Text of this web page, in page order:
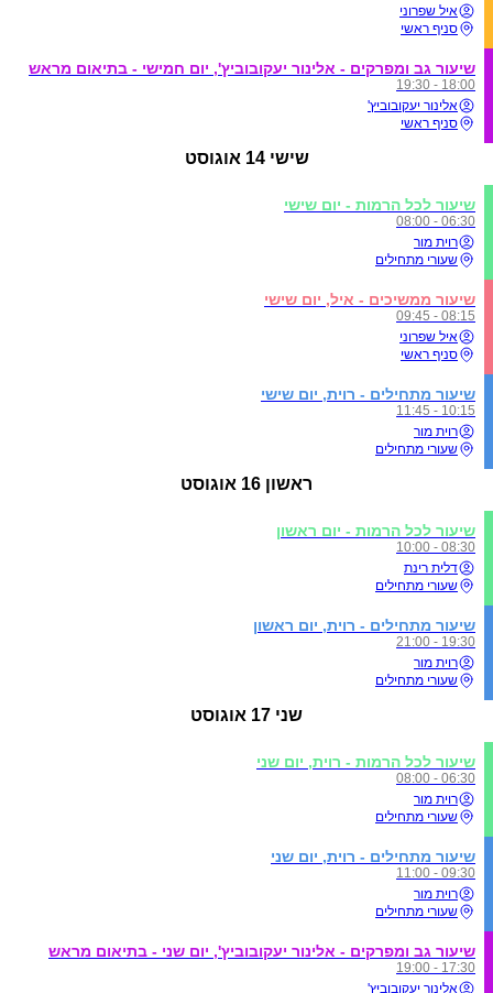
איל שפרוני
סניף ראשי
שיעור גב ומפרקים - אלינור יעקובוביץ', יום חמישי - בתיאום מראש
18:00 - 19:30
אלינור יעקובוביץ'
סניף ראשי
שישי 14 אוגוסט
שיעור לכל הרמות - יום שישי
06:30 - 08:00
רוית מור
שעורי מתחילים
שיעור ממשיכים - איל, יום שישי
08:15 - 09:45
איל שפרוני
סניף ראשי
שיעור מתחילים - רוית, יום שישי
10:15 - 11:45
רוית מור
שעורי מתחילים
ראשון 16 אוגוסט
שיעור לכל הרמות - יום ראשון
08:30 - 10:00
דלית רינת
שעורי מתחילים
שיעור מתחילים - רוית, יום ראשון
19:30 - 21:00
רוית מור
שעורי מתחילים
שני 17 אוגוסט
שיעור לכל הרמות - רוית, יום שני
06:30 - 08:00
רוית מור
שעורי מתחילים
שיעור מתחילים - רוית, יום שני
09:30 - 11:00
רוית מור
שעורי מתחילים
שיעור גב ומפרקים - אלינור יעקובוביץ', יום שני - בתיאום מראש
17:30 - 19:00
אלינור יעקובוביץ'